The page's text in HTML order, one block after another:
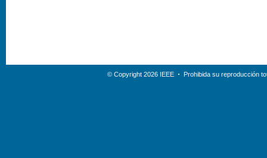
© Copyright 2026 IEEE Prohibida su reproducción